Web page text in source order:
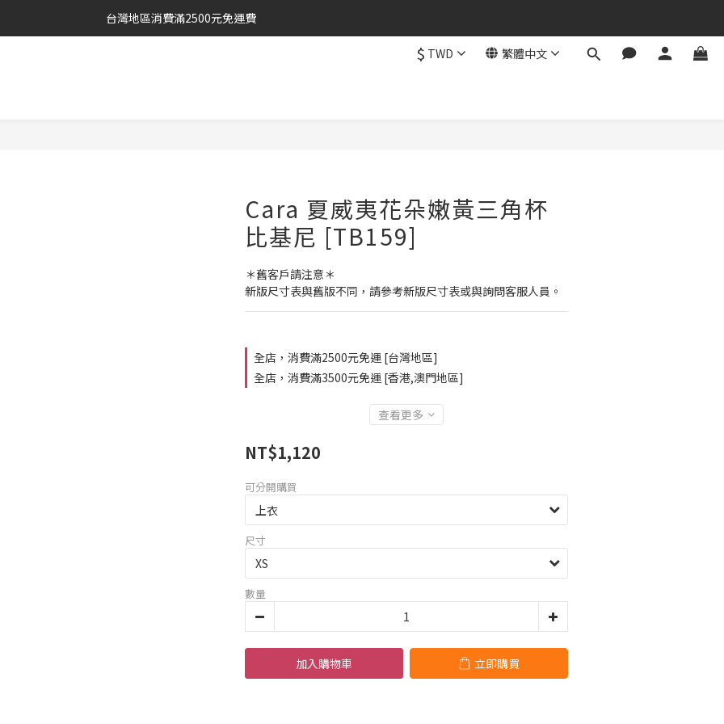
台灣地區消費滿2500元免運費
$ TWD 繁體中文
Cara 夏威夷花朵嫩黃三角杯
比基尼 [TB159]
＊舊客戶請注意＊
新版尺寸表與舊版不同，請參考新版尺寸表或與詢問客服人員。
全店，消費滿2500元免運 [台灣地區]
全店，消費滿3500元免運 [香港,澳門地區]
查看更多
NT$1,120
可分開購買
尺寸
數量
加入購物車 立即購買